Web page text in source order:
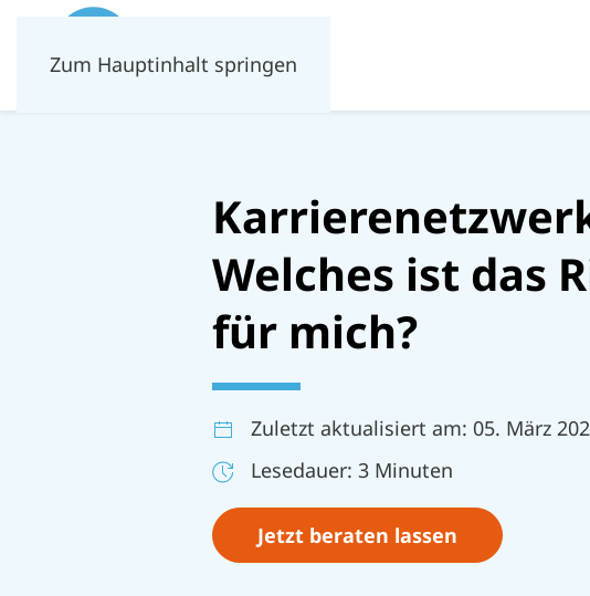
Zum Hauptinhalt springen
Welches ist das
für mich?
Zuletzt aktualisiert am: 05. März
Lesedauer: 3 Minuten
Jetzt beraten lassen